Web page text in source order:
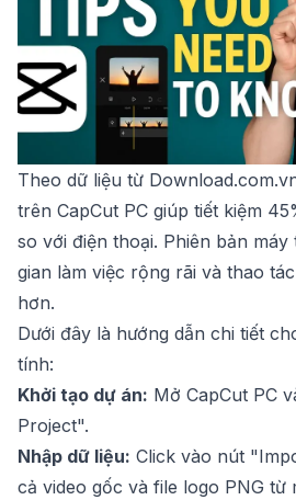
Theo dữ liệu từ
trên CapCut PC giúp tiết kiệm
so với điện thoại. Phiên bản
gian làm việc rộng rãi và thao
hơn.
Dưới đây là hướng dẫn chi tiết
tính:
Khởi tạo dự án: Mở CapCut PC
Project".
Nhập dữ liệu: Click vào nút
cả video gốc và file logo PNG từ